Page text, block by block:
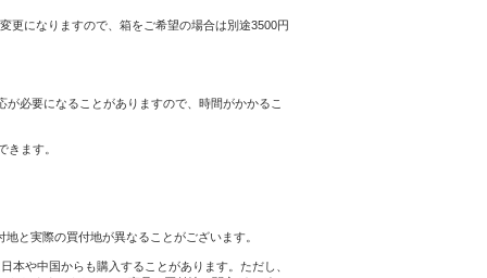
更になりますので、箱をご希望の場合は別途3500円
必要になることがありますので、時間がかかるこ
ます。
と実際の買付地が異なることがございます。
や中国からも購入することがあります。ただし、